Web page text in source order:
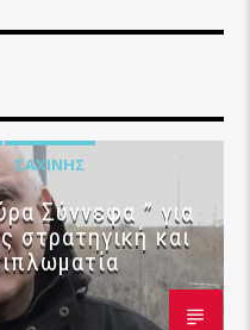
ΣΑΧΊΝΗΣ
Σύννεφα ” για
στρατηγική και